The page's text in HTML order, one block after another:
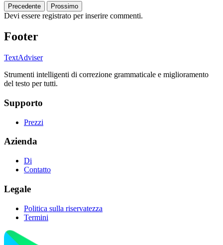
Precedente Prossimo
Devi essere registrato per inserire commenti.
Footer
TextAdviser
Strumenti intelligenti di correzione grammaticale e miglioramento
del testo per tutti.
Supporto
Prezzi
Azienda
Di
Contatto
Legale
Politica sulla riservatezza
Termini